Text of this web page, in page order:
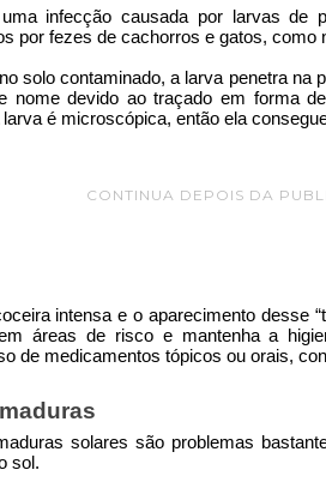
infecção causada por larvas de
por fezes de cachorros e gatos, como
solo contaminado, a larva penetra na
nome devido ao traçado em forma
é microscópica, então ela
CONTINUA DEPOIS DA
intensa e o aparecimento desse
áreas de risco e mantenha a
de medicamentos tópicos ou orais,
solares são problemas
sol.